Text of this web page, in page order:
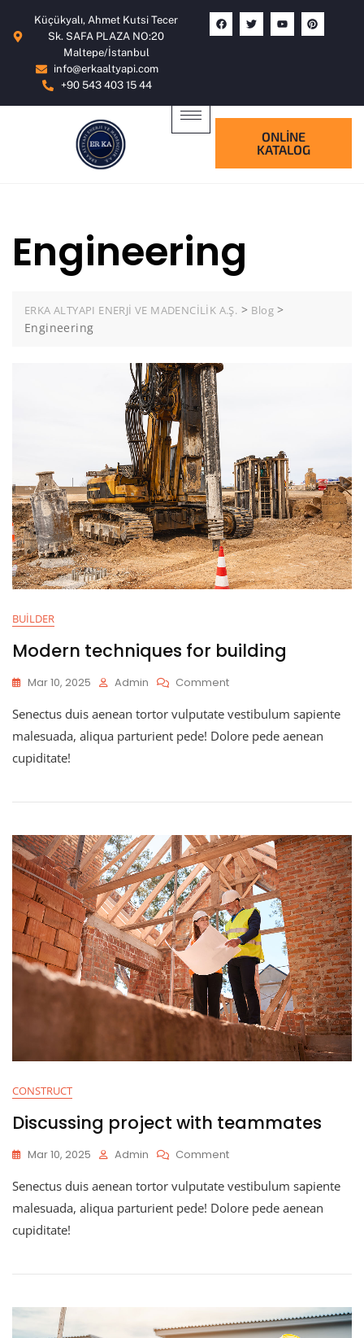
Küçükyalı, Ahmet Kutsi Tecer
Sk. SAFA PLAZA NO:20
Maltepe/İstanbul
info@erkaaltyapi.com
+90 543 403 15 44
ONLİNE
KATALOG
Engineering
ERKA ALTYAPI ENERJİ VE MADENCİLİK A.Ş. > Blog >
Engineering
BUILDER
Modern techniques for building
Mar 10, 2025 Admin Comment
Senectus duis aenean tortor vulputate vestibulum sapiente
malesuada, aliqua parturient pede! Dolore pede aenean
cupiditate!
CONSTRUCT
Discussing project with teammates
Mar 10, 2025 Admin Comment
Senectus duis aenean tortor vulputate vestibulum sapiente
malesuada, aliqua parturient pede! Dolore pede aenean
cupiditate!